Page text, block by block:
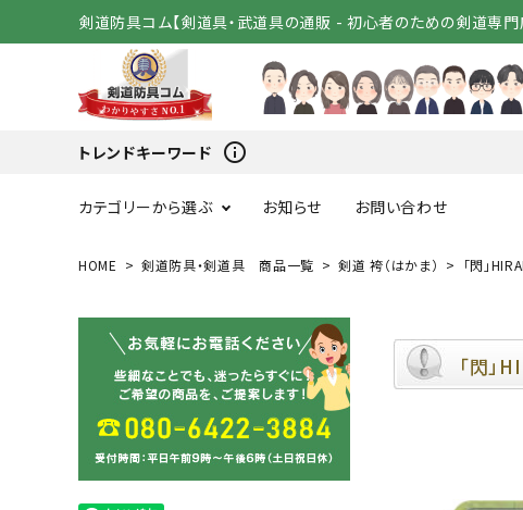
剣道防具コム【剣道具・武道具の通販 - 初心者のための剣道専門
トレンドキーワード info_outline
カテゴリーから選ぶ
変わり胴 小手（単品）
剣道着
竹刀袋
お知らせ お問い合わせ
HOME 剣道防具・剣道具 商品一覧 剣道 袴（はかま） 「閃」
「閃」